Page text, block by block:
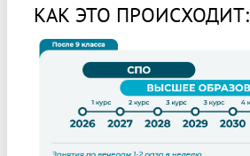
КАК ЭТО ПРОИСХОДИТ: